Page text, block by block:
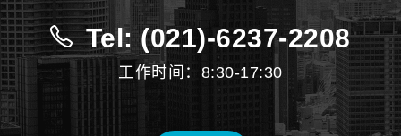
Tel: (021)-6237-2208
工作时间：8:30-17:30